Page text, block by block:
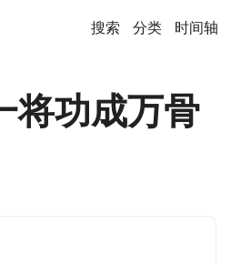
搜索 分类 时间轴
将功成万骨